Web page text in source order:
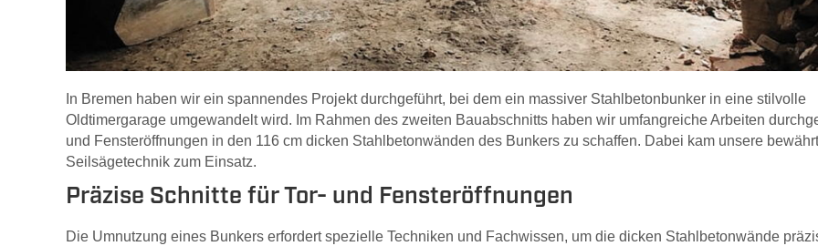
In Bremen haben wir ein spannendes Projekt durchgeführt, bei dem ein massiver Stahlbetonbunker in eine stilvolle
Oldtimergarage umgewandelt wird. Im Rahmen des zweiten Bauabschnitts haben wir umfangreiche Arbeiten
und Fensteröffnungen in den 116 cm dicken Stahlbetonwänden des Bunkers zu schaffen. Dabei kam unsere
Seilsägetechnik zum Einsatz.
Präzise Schnitte für Tor- und Fensteröffnungen
Die Umnutzung eines Bunkers erfordert spezielle Techniken und Fachwissen, um die dicken Stahlbetonwände